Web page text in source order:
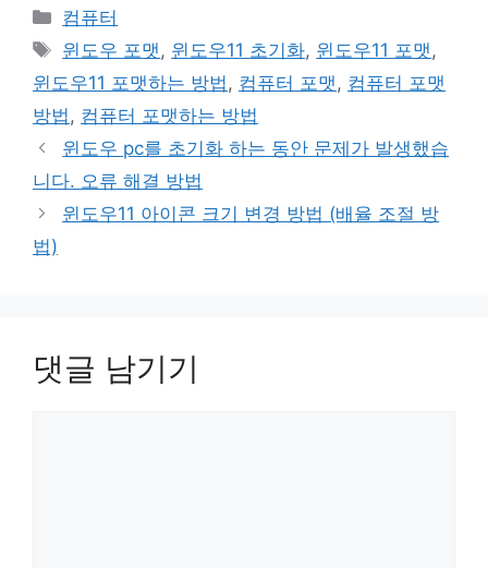
카
테
리
컴퓨터
태
그
윈도우 포맷 , 윈도우11 초기화, 윈도우11 포맷 ,
윈도우11 포맷하는 방법 , 컴퓨터 포맷 , 컴퓨터 포맷
방법 , 컴퓨터 포맷하는 방법
윈도우 pc를 초기화 하는 동안 문제가 발생했습
니다. 오류 해결 방법
윈도우11 아이콘 크기 변경 방법 (배율 조절 방
법)
댓글 남기기